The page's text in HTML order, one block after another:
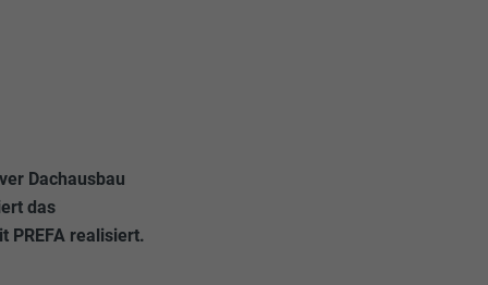
Dachausbau
das
PREFA realisiert.